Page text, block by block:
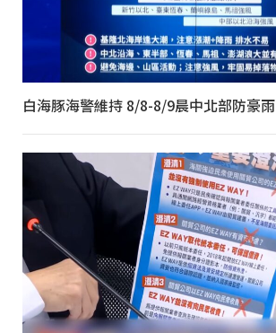
白海豚海警維持 8/8-8/9晨中北部防豪雨